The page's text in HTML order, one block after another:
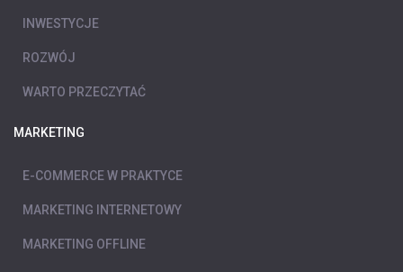
INWESTYCJE
ROZWÓJ
WARTO PRZECZYTAĆ
MARKETING
E-COMMERCE W PRAKTYCE
MARKETING INTERNETOWY
MARKETING OFFLINE